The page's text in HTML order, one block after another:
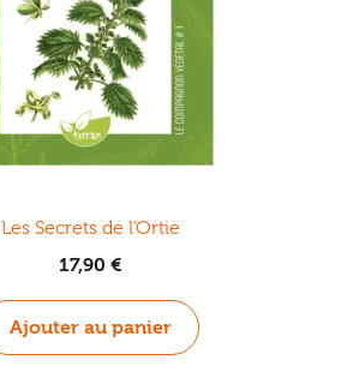
Les Secrets de l’Ortie
17,90 €
Ajouter au panier